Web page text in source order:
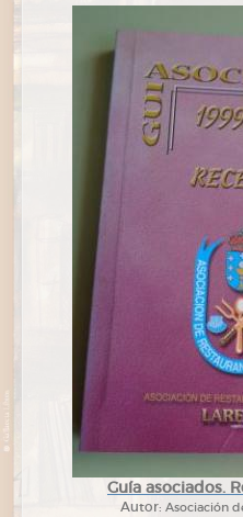
Guía asociados.
Autor: Asociación